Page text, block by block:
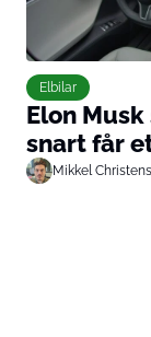
Elbilar
Elon
snart får
Mikkel